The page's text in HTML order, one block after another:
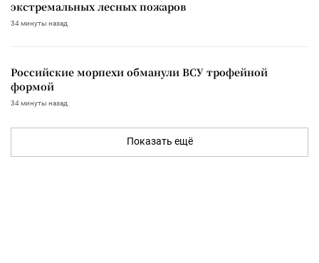
экстремальных лесных пожаров
34 минуты назад
Российские морпехи обманули ВСУ трофейной
формой
34 минуты назад
Показать ещё